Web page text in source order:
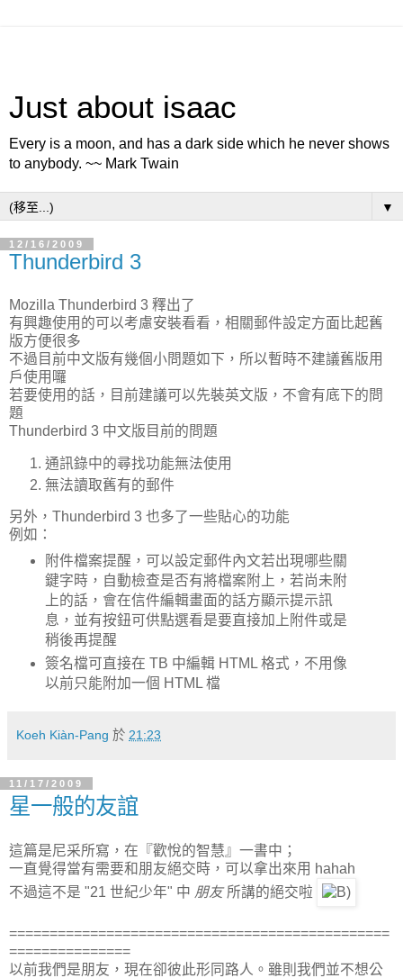
Just about isaac
Every is a moon, and has a dark side which he never shows
to anybody. ~~ Mark Twain
▼
12/16/2009
Thunderbird 3
Mozilla Thunderbird 3 釋出了
有興趣使用的可以考慮安裝看看，相關郵件設定方面比起舊
版方便很多
不過目前中文版有幾個小問題如下，所以暫時不建議舊版用
戶使用囉
若要使用的話，目前建議可以先裝英文版，不會有底下的問
題
Thunderbird 3 中文版目前的問題
通訊錄中的尋找功能無法使用
無法讀取舊有的郵件
另外，Thunderbird 3 也多了一些貼心的功能
例如：
附件檔案提醒，可以設定郵件內文若出現哪些關
鍵字時，自動檢查是否有將檔案附上，若尚未附
上的話，會在信件編輯畫面的話方顯示提示訊
息，並有按鈕可供點選看是要直接加上附件或是
稍後再提醒
簽名檔可直接在 TB 中編輯 HTML 格式，不用像
以前只能附加一個 HTML 檔
Koeh Kiàn-Pang 於 21:23
11/17/2009
星一般的友誼
這篇是尼采所寫，在『歡悅的智慧』一書中；
一直覺得當有需要和朋友絕交時，可以拿出來用 hahah
不過這不是 "21 世紀少年" 中 朋友所講的絕交啦
===============================================
===============
以前我們是朋友，現在卻彼此形同路人。雖則我們並不想公